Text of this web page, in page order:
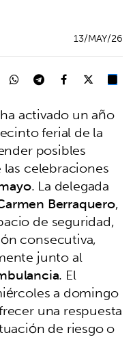
13/MAY/26
ha activado un año
ferial de la
posibles
celebraciones
. La delegada
Berraquero,
de seguridad,
consecutiva,
junto al
. El
a domingo
una respuesta
de riesgo o